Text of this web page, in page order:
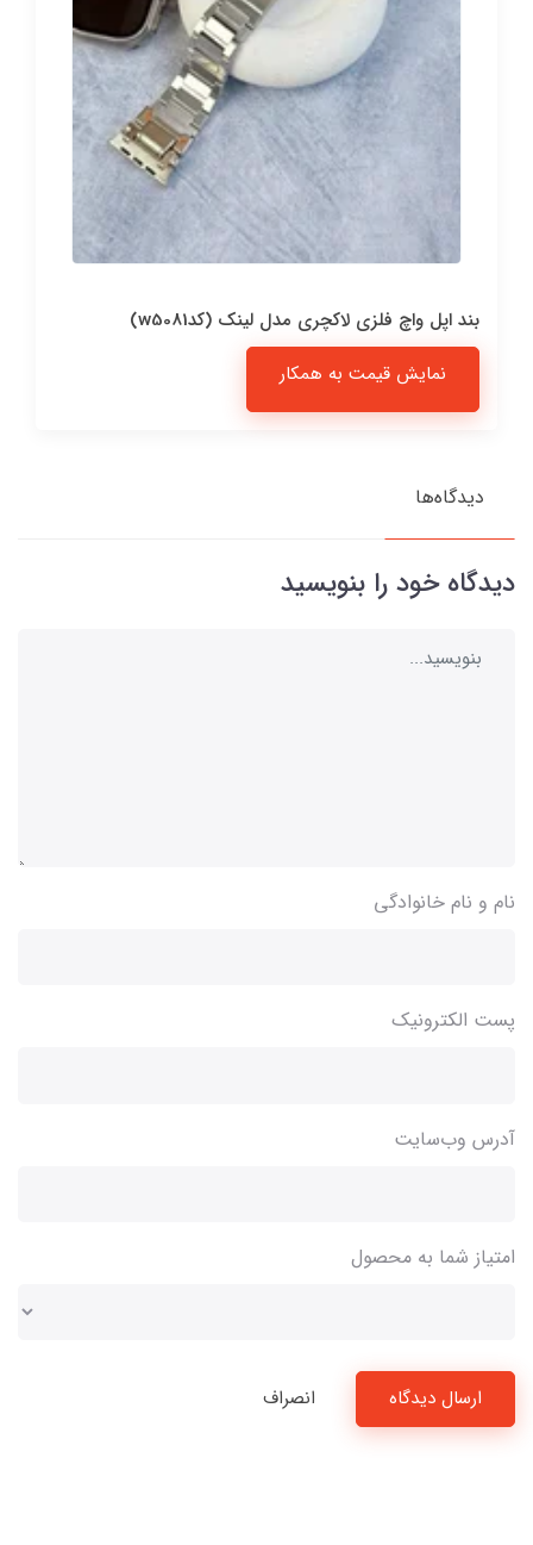
بند اپل واچ فلزی لاکچری مدل لینک (کدw5081)
نمایش قیمت به همکار
دیدگاه‌ها
دیدگاه خود را بنویسید
نام و نام خانوادگی
پست الکترونیک
آدرس وب‌سایت
امتیاز شما به محصول
ارسال دیدگاه انصراف